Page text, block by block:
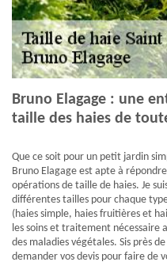
Bruno Elagage : une
taille des haies de
Que ce soit pour un petit jardin
Bruno Elagage est apte à
opérations de taille de haies. Je
différentes tailles pour chaque
(haies simple, haies fruitières et
les soins et traitement nécessaire
des maladies végétales. Sis près
demander vos devis pour faire de